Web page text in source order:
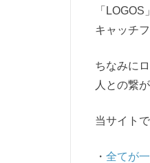
「
キャッチ
ちなみに
人との繋
当サイト
・全てが